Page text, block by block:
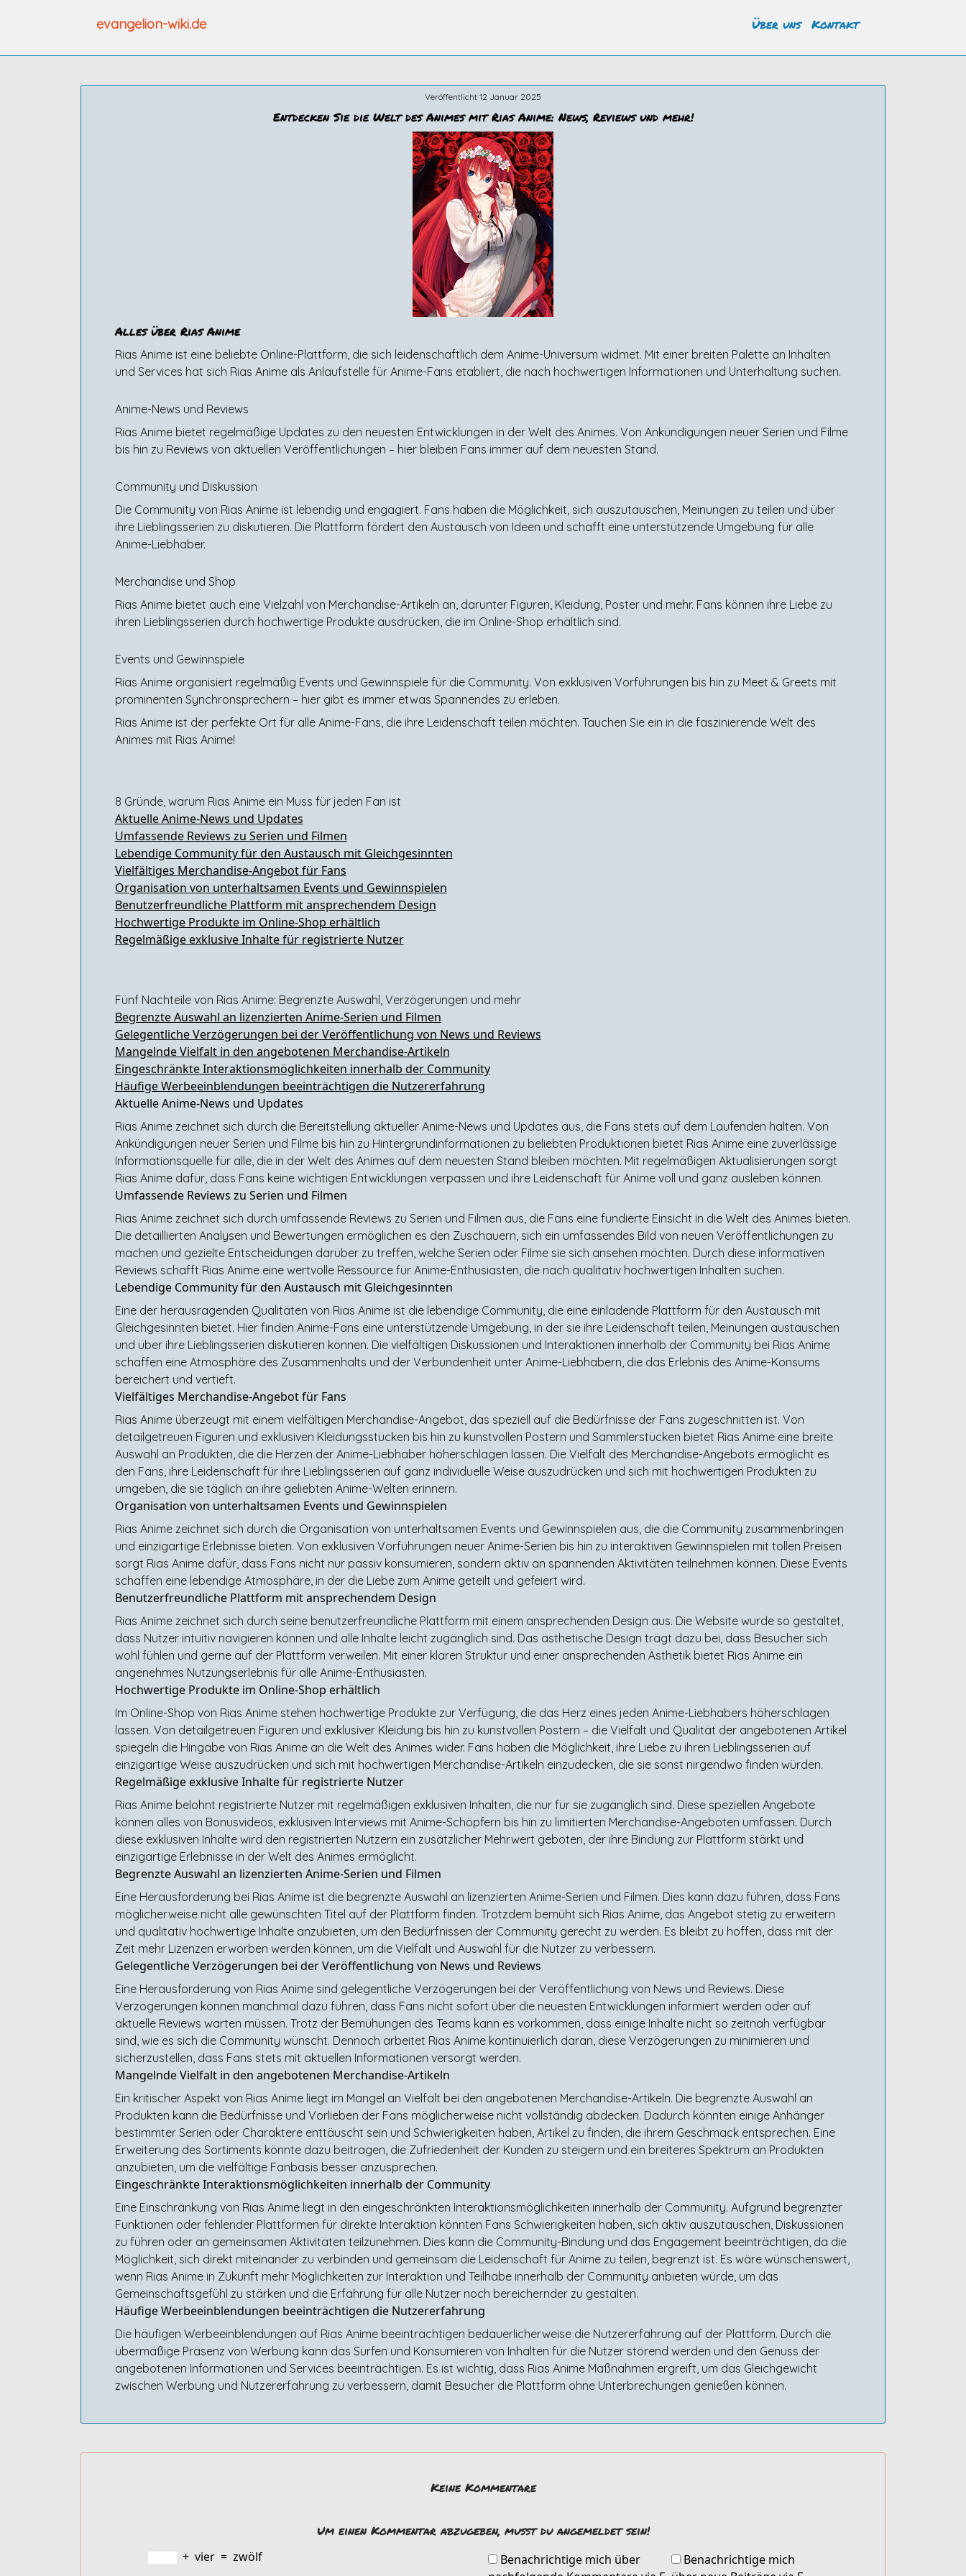
evangelion-wiki.de Über uns Kontakt
Veröffentlicht 12 Januar 2025
Entdecken Sie die Welt des Animes mit Rias Anime: News, Reviews und mehr!
Alles über Rias Anime
Rias Anime ist eine beliebte Online-Plattform, die sich leidenschaftlich dem Anime-Universum widmet. Mit einer breiten Palette an Inhalten
und Services hat sich Rias Anime als Anlaufstelle für Anime-Fans etabliert, die nach hochwertigen Informationen und Unterhaltung suchen.
Anime-News und Reviews
Rias Anime bietet regelmäßige Updates zu den neuesten Entwicklungen in der Welt des Animes. Von Ankündigungen neuer Serien und Filme
bis hin zu Reviews von aktuellen Veröffentlichungen – hier bleiben Fans immer auf dem neuesten Stand.
Community und Diskussion
Die Community von Rias Anime ist lebendig und engagiert. Fans haben die Möglichkeit, sich auszutauschen, Meinungen zu teilen und über
ihre Lieblingsserien zu diskutieren. Die Plattform fördert den Austausch von Ideen und schafft eine unterstützende Umgebung für alle
Anime-Liebhaber.
Merchandise und Shop
Rias Anime bietet auch eine Vielzahl von Merchandise-Artikeln an, darunter Figuren, Kleidung, Poster und mehr. Fans können ihre Liebe zu
ihren Lieblingsserien durch hochwertige Produkte ausdrücken, die im Online-Shop erhältlich sind.
Events und Gewinnspiele
Rias Anime organisiert regelmäßig Events und Gewinnspiele für die Community. Von exklusiven Vorführungen bis hin zu Meet & Greets mit
prominenten Synchronsprechern – hier gibt es immer etwas Spannendes zu erleben.
Rias Anime ist der perfekte Ort für alle Anime-Fans, die ihre Leidenschaft teilen möchten. Tauchen Sie ein in die faszinierende Welt des
Animes mit Rias Anime!
8 Gründe, warum Rias Anime ein Muss für jeden Fan ist
Aktuelle Anime-News und Updates
Umfassende Reviews zu Serien und Filmen
Lebendige Community für den Austausch mit Gleichgesinnten
Vielfältiges Merchandise-Angebot für Fans
Organisation von unterhaltsamen Events und Gewinnspielen
Benutzerfreundliche Plattform mit ansprechendem Design
Hochwertige Produkte im Online-Shop erhältlich
Regelmäßige exklusive Inhalte für registrierte Nutzer
Fünf Nachteile von Rias Anime: Begrenzte Auswahl, Verzögerungen und mehr
Begrenzte Auswahl an lizenzierten Anime-Serien und Filmen
Gelegentliche Verzögerungen bei der Veröffentlichung von News und Reviews
Mangelnde Vielfalt in den angebotenen Merchandise-Artikeln
Eingeschränkte Interaktionsmöglichkeiten innerhalb der Community
Häufige Werbeeinblendungen beeinträchtigen die Nutzererfahrung
Aktuelle Anime-News und Updates
Rias Anime zeichnet sich durch die Bereitstellung aktueller Anime-News und Updates aus, die Fans stets auf dem Laufenden halten. Von
Ankündigungen neuer Serien und Filme bis hin zu Hintergrundinformationen zu beliebten Produktionen bietet Rias Anime eine zuverlässige
Informationsquelle für alle, die in der Welt des Animes auf dem neuesten Stand bleiben möchten. Mit regelmäßigen Aktualisierungen sorgt
Rias Anime dafür, dass Fans keine wichtigen Entwicklungen verpassen und ihre Leidenschaft für Anime voll und ganz ausleben können.
Umfassende Reviews zu Serien und Filmen
Rias Anime zeichnet sich durch umfassende Reviews zu Serien und Filmen aus, die Fans eine fundierte Einsicht in die Welt des Animes bieten.
Die detaillierten Analysen und Bewertungen ermöglichen es den Zuschauern, sich ein umfassendes Bild von neuen Veröffentlichungen zu
machen und gezielte Entscheidungen darüber zu treffen, welche Serien oder Filme sie sich ansehen möchten. Durch diese informativen
Reviews schafft Rias Anime eine wertvolle Ressource für Anime-Enthusiasten, die nach qualitativ hochwertigen Inhalten suchen.
Lebendige Community für den Austausch mit Gleichgesinnten
Eine der herausragenden Qualitäten von Rias Anime ist die lebendige Community, die eine einladende Plattform für den Austausch mit
Gleichgesinnten bietet. Hier finden Anime-Fans eine unterstützende Umgebung, in der sie ihre Leidenschaft teilen, Meinungen austauschen
und über ihre Lieblingsserien diskutieren können. Die vielfältigen Diskussionen und Interaktionen innerhalb der Community bei Rias Anime
schaffen eine Atmosphäre des Zusammenhalts und der Verbundenheit unter Anime-Liebhabern, die das Erlebnis des Anime-Konsums
bereichert und vertieft.
Vielfältiges Merchandise-Angebot für Fans
Rias Anime überzeugt mit einem vielfältigen Merchandise-Angebot, das speziell auf die Bedürfnisse der Fans zugeschnitten ist. Von
detailgetreuen Figuren und exklusiven Kleidungsstücken bis hin zu kunstvollen Postern und Sammlerstücken bietet Rias Anime eine breite
Auswahl an Produkten, die die Herzen der Anime-Liebhaber höherschlagen lassen. Die Vielfalt des Merchandise-Angebots ermöglicht es
den Fans, ihre Leidenschaft für ihre Lieblingsserien auf ganz individuelle Weise auszudrücken und sich mit hochwertigen Produkten zu
umgeben, die sie täglich an ihre geliebten Anime-Welten erinnern.
Organisation von unterhaltsamen Events und Gewinnspielen
Rias Anime zeichnet sich durch die Organisation von unterhaltsamen Events und Gewinnspielen aus, die die Community zusammenbringen
und einzigartige Erlebnisse bieten. Von exklusiven Vorführungen neuer Anime-Serien bis hin zu interaktiven Gewinnspielen mit tollen Preisen
sorgt Rias Anime dafür, dass Fans nicht nur passiv konsumieren, sondern aktiv an spannenden Aktivitäten teilnehmen können. Diese Events
schaffen eine lebendige Atmosphäre, in der die Liebe zum Anime geteilt und gefeiert wird.
Benutzerfreundliche Plattform mit ansprechendem Design
Rias Anime zeichnet sich durch seine benutzerfreundliche Plattform mit einem ansprechenden Design aus. Die Website wurde so gestaltet,
dass Nutzer intuitiv navigieren können und alle Inhalte leicht zugänglich sind. Das ästhetische Design trägt dazu bei, dass Besucher sich
wohl fühlen und gerne auf der Plattform verweilen. Mit einer klaren Struktur und einer ansprechenden Ästhetik bietet Rias Anime ein
angenehmes Nutzungserlebnis für alle Anime-Enthusiasten.
Hochwertige Produkte im Online-Shop erhältlich
Im Online-Shop von Rias Anime stehen hochwertige Produkte zur Verfügung, die das Herz eines jeden Anime-Liebhabers höherschlagen
lassen. Von detailgetreuen Figuren und exklusiver Kleidung bis hin zu kunstvollen Postern – die Vielfalt und Qualität der angebotenen Artikel
spiegeln die Hingabe von Rias Anime an die Welt des Animes wider. Fans haben die Möglichkeit, ihre Liebe zu ihren Lieblingsserien auf
einzigartige Weise auszudrücken und sich mit hochwertigen Merchandise-Artikeln einzudecken, die sie sonst nirgendwo finden würden.
Regelmäßige exklusive Inhalte für registrierte Nutzer
Rias Anime belohnt registrierte Nutzer mit regelmäßigen exklusiven Inhalten, die nur für sie zugänglich sind. Diese speziellen Angebote
können alles von Bonusvideos, exklusiven Interviews mit Anime-Schöpfern bis hin zu limitierten Merchandise-Angeboten umfassen. Durch
diese exklusiven Inhalte wird den registrierten Nutzern ein zusätzlicher Mehrwert geboten, der ihre Bindung zur Plattform stärkt und
einzigartige Erlebnisse in der Welt des Animes ermöglicht.
Begrenzte Auswahl an lizenzierten Anime-Serien und Filmen
Eine Herausforderung bei Rias Anime ist die begrenzte Auswahl an lizenzierten Anime-Serien und Filmen. Dies kann dazu führen, dass Fans
möglicherweise nicht alle gewünschten Titel auf der Plattform finden. Trotzdem bemüht sich Rias Anime, das Angebot stetig zu erweitern
und qualitativ hochwertige Inhalte anzubieten, um den Bedürfnissen der Community gerecht zu werden. Es bleibt zu hoffen, dass mit der
Zeit mehr Lizenzen erworben werden können, um die Vielfalt und Auswahl für die Nutzer zu verbessern.
Gelegentliche Verzögerungen bei der Veröffentlichung von News und Reviews
Eine Herausforderung von Rias Anime sind gelegentliche Verzögerungen bei der Veröffentlichung von News und Reviews. Diese
Verzögerungen können manchmal dazu führen, dass Fans nicht sofort über die neuesten Entwicklungen informiert werden oder auf
aktuelle Reviews warten müssen. Trotz der Bemühungen des Teams kann es vorkommen, dass einige Inhalte nicht so zeitnah verfügbar
sind, wie es sich die Community wünscht. Dennoch arbeitet Rias Anime kontinuierlich daran, diese Verzögerungen zu minimieren und
sicherzustellen, dass Fans stets mit aktuellen Informationen versorgt werden.
Mangelnde Vielfalt in den angebotenen Merchandise-Artikeln
Ein kritischer Aspekt von Rias Anime liegt im Mangel an Vielfalt bei den angebotenen Merchandise-Artikeln. Die begrenzte Auswahl an
Produkten kann die Bedürfnisse und Vorlieben der Fans möglicherweise nicht vollständig abdecken. Dadurch könnten einige Anhänger
bestimmter Serien oder Charaktere enttäuscht sein und Schwierigkeiten haben, Artikel zu finden, die ihrem Geschmack entsprechen. Eine
Erweiterung des Sortiments könnte dazu beitragen, die Zufriedenheit der Kunden zu steigern und ein breiteres Spektrum an Produkten
anzubieten, um die vielfältige Fanbasis besser anzusprechen.
Eingeschränkte Interaktionsmöglichkeiten innerhalb der Community
Eine Einschränkung von Rias Anime liegt in den eingeschränkten Interaktionsmöglichkeiten innerhalb der Community. Aufgrund begrenzter
Funktionen oder fehlender Plattformen für direkte Interaktion könnten Fans Schwierigkeiten haben, sich aktiv auszutauschen, Diskussionen
zu führen oder an gemeinsamen Aktivitäten teilzunehmen. Dies kann die Community-Bindung und das Engagement beeinträchtigen, da die
Möglichkeit, sich direkt miteinander zu verbinden und gemeinsam die Leidenschaft für Anime zu teilen, begrenzt ist. Es wäre wünschenswert,
wenn Rias Anime in Zukunft mehr Möglichkeiten zur Interaktion und Teilhabe innerhalb der Community anbieten würde, um das
Gemeinschaftsgefühl zu stärken und die Erfahrung für alle Nutzer noch bereichernder zu gestalten.
Häufige Werbeeinblendungen beeinträchtigen die Nutzererfahrung
Die häufigen Werbeeinblendungen auf Rias Anime beeinträchtigen bedauerlicherweise die Nutzererfahrung auf der Plattform. Durch die
übermäßige Präsenz von Werbung kann das Surfen und Konsumieren von Inhalten für die Nutzer störend werden und den Genuss der
angebotenen Informationen und Services beeinträchtigen. Es ist wichtig, dass Rias Anime Maßnahmen ergreift, um das Gleichgewicht
zwischen Werbung und Nutzererfahrung zu verbessern, damit Besucher die Plattform ohne Unterbrechungen genießen können.
Keine Kommentare
Um einen Kommentar abzugeben, musst du angemeldet sein!
+ vier = zwölf
Benachrichtige mich über
Benachrichtige mich